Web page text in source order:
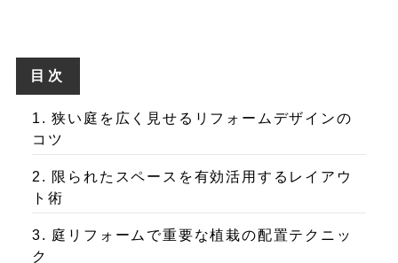
目次
1. 狭い庭を広く見せるリフォームデザインの
コツ
2. 限られたスペースを有効活用するレイアウ
ト術
3. 庭リフォームで重要な植栽の配置テクニッ
ク